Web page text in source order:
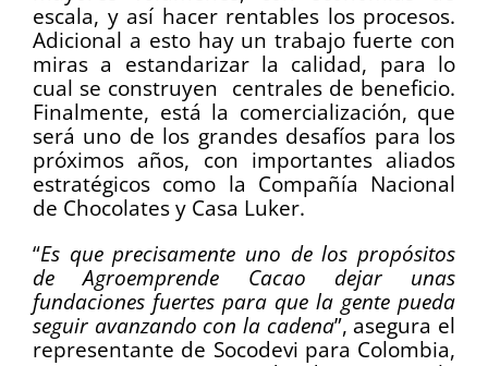
escala, y así hacer rentables los procesos.
Adicional a esto hay un trabajo fuerte con
miras a estandarizar la calidad, para lo
cual se construyen centrales de beneficio.
Finalmente, está la comercialización, que
será uno de los grandes desafíos para los
próximos años, con importantes aliados
estratégicos como la Compañía Nacional
de Chocolates y Casa Luker.
“Es que precisamente uno de los propósitos
de Agroemprende Cacao dejar unas
fundaciones fuertes para que la gente pueda
seguir avanzando con la cadena”, asegura el
representante de Socodevi para Colombia,